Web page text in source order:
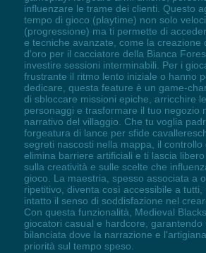
influenzare le trame dei clienti. Questo
tempo di gioco (playtime) non solo
(progressione) ma ti permette di
e tecniche avanzate, come la creazione
d'oro per il cacciatore della Bianca
investire sessioni interminabili. Per i
frustrante il ritmo lento iniziale o hanno
dedicare, questa feature è un game-
di sbloccare missioni epiche, arricchire
personaggi e trasformare il tuo negozio
narrativo del villaggio. Che tu voglia
forgeatura di lance per sfide
segreti nascosti nella mappa, il controllo
elimina barriere artificiali e ti lascia
sulla creatività e sulle scelte che
gioco. La maestria, spesso associata a
ripetitivo, diventa così accessibile a tutti,
intatto il senso di soddisfazione nel
Con questa funzionalità, Medieval
giocatori casual e hardcore, garantendo
bilanciata dove la narrazione e
priorità sul tempo speso.